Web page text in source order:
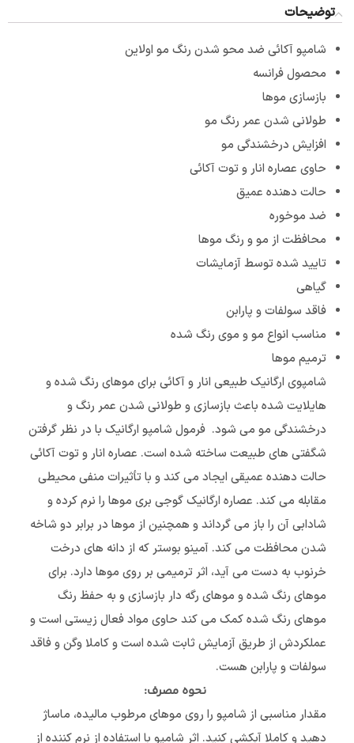
توضیحات
شامپو آکائی ضد محو شدن رنگ مو اولاین
محصول فرانسه
بازسازی موها
طولانی شدن عمر رنگ مو
افزایش درخشندگی مو
حاوی عصاره انار و توت آکائی
حالت دهنده عمیق
ضد موخوره
محافظت از مو و رنگ موها
تایید شده توسط آزمایشات
گیاهی
فاقد سولفات و پارابن
مناسب انواع مو و موی رنگ شده
ترمیم موها
شامپوی ارگانیک طبیعی انار و آکائی برای موهای رنگ شده و
هایلایت شده باعث بازسازی و طولانی شدن عمر رنگ و
درخشندگی مو می شود. فرمول شامپو ارگانیک با در نظر گرفتن
شگفتی های طبیعت ساخته شده است. عصاره انار و توت آکائی
حالت دهنده عمیقی ایجاد می کند و با تأثیرات منفی محیطی
مقابله می کند. عصاره ارگانیک گوجی بری موها را نرم کرده و
شادابی آن را باز می گرداند و همچنین از موها در برابر دو شاخه
شدن محافظت می کند. آمینو بوستر که از دانه های درخت
خرنوب به دست می آید، اثر ترمیمی بر روی موها دارد. برای
موهای رنگ شده و موهای رگه دار بازسازی و به حفظ رنگ
موهای رنگ شده کمک می کند حاوی مواد فعال زیستی است و
عملکردش از طریق آزمایش ثابت شده است و کاملا وگن و فاقد
سولفات و پارابن هست.
نحوه مصرف:
مقدار مناسبی از شامپو را روی موهای مرطوب مالیده، ماساژ
دهید و کاملا آبکشی کنید. اثر شامپو با استفاده از نرم کننده از